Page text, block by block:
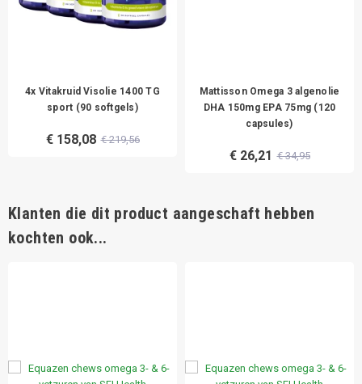
4x Vitakruid Visolie 1400 TG
sport (90 softgels)
€ 158,08 € 219,56
Mattisson Omega 3 algenolie
DHA 150mg EPA 75mg (120
capsules)
€ 26,21 € 34,95
Klanten die dit product aangeschaft hebben
kochten ook...